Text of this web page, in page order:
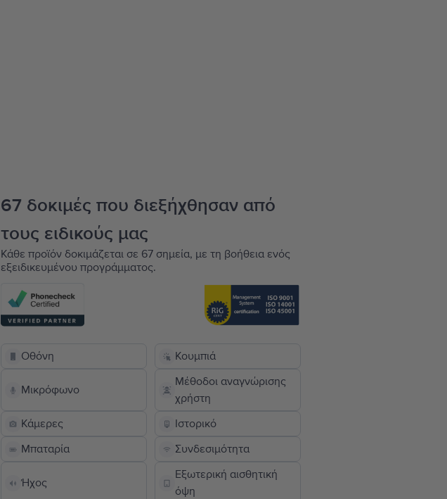
67 δοκιμές που διεξήχθησαν από
τους ειδικούς μας
Κάθε προϊόν δοκιμάζεται σε 67 σημεία, με τη βοήθεια ενός
εξειδικευμένου προγράμματος.
Οθόνη Κουμπιά
Μικρόφωνο
Μέθοδοι αναγνώρισης
χρήστη
Κάμερες
Ιστορικό
Μπαταρία
Συνδεσιμότητα
Ήχος
Εξωτερική αισθητική
όψη